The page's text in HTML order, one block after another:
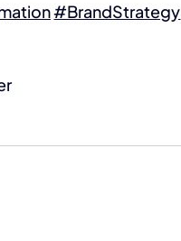
#BrandStrategy